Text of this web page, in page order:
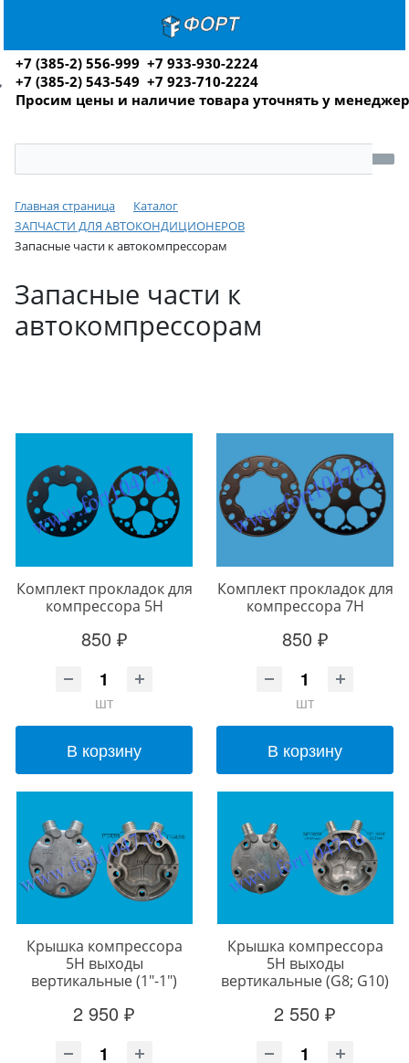
+7 (385-2) 556-999 +7 933-930-2224
+7 (385-2) 543-549 +7 923-710-2224
Просим цены и наличие товара уточнять у
Главная страница
Каталог
ЗАПЧАСТИ ДЛЯ АВТОКОНДИЦИОНЕРОВ
Запасные части к автокомпрессорам
Запасные части к
автокомпрессорам
Комплект прокладок для
компрессора 5Н
850 ₽
шт
В корзину
Комплект прокладок для
компрессора 7Н
850 ₽
шт
В корзину
Крышка компрессора
5Н выходы
вертикальные (1"-1")
2 950 ₽
Крышка компрессора
5Н выходы
вертикальные (G8; G10)
2 550 ₽